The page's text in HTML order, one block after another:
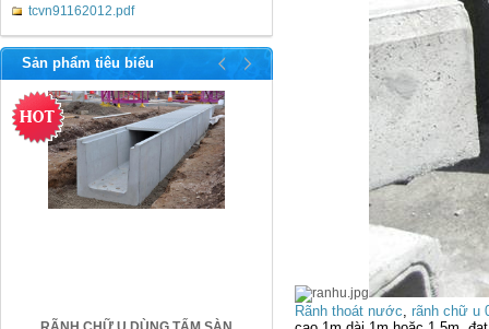
http://betongtaman.com/
Rãnh thoát nước, rãnh chữ u
tcvn91162012.pdf
Sản phẩm tiêu biểu